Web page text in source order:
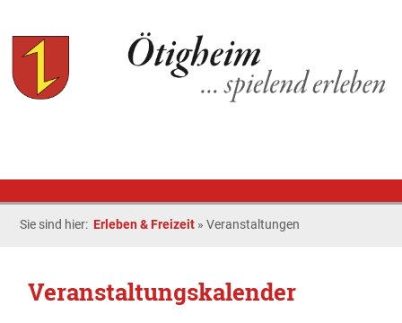
Sie sind hier: Erleben & Freizeit »Veranstaltungen
Veranstaltungskalender